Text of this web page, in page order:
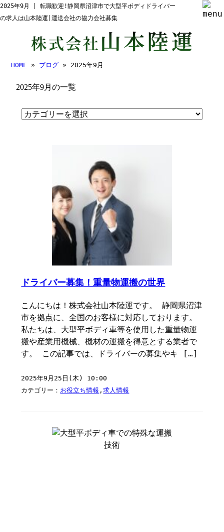
2025年9月 | 転職歓迎!静岡県沼津市で大型平ボディドライバー
の求人は山本陸運|運送会社の協力会社募集
HOME » ブログ » 2025年9月
2025年9月の一覧
ドライバー募集！重量物運搬の世界
こんにちは！株式会社山本陸運です。 静岡県沼津
市を拠点に、全国のお客様に対応しております。
私たちは、大型平ボディ車等を使用した重量物運
搬や産業用機械、機材の運搬を得意とする業者で
す。 この記事では、ドライバーの募集やキ […]
2025年9月25日(木) 10:00
カテゴリー： お役立ち情報 ,求人情報